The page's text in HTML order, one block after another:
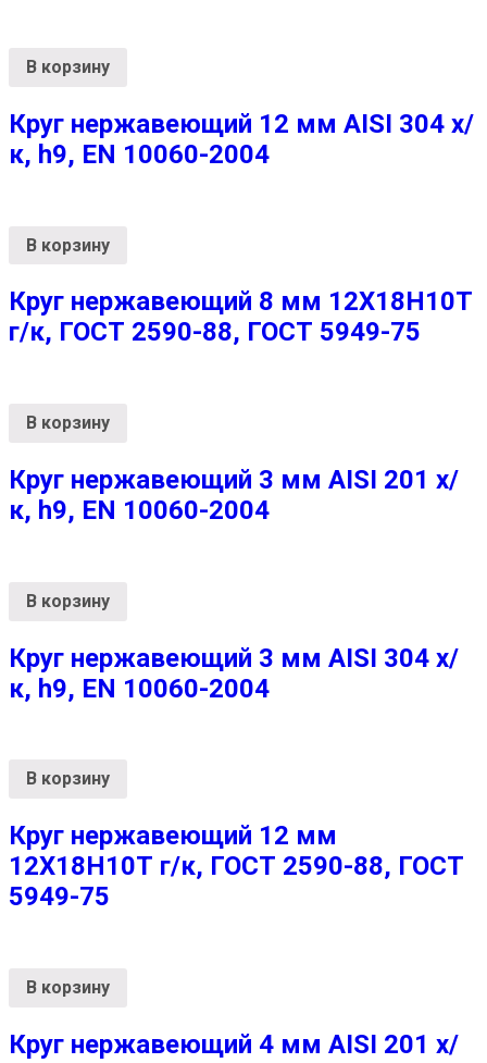
В корзину
Круг нержавеющий 12 мм AISI 304 х/
к, h9, EN 10060-2004
В корзину
Круг нержавеющий 8 мм 12Х18Н10Т
г/к, ГОСТ 2590-88, ГОСТ 5949-75
В корзину
Круг нержавеющий 3 мм AISI 201 х/
к, h9, EN 10060-2004
В корзину
Круг нержавеющий 3 мм AISI 304 х/
к, h9, EN 10060-2004
В корзину
Круг нержавеющий 12 мм
12Х18Н10Т г/к, ГОСТ 2590-88, ГОСТ
5949-75
В корзину
Круг нержавеющий 4 мм AISI 201 х/